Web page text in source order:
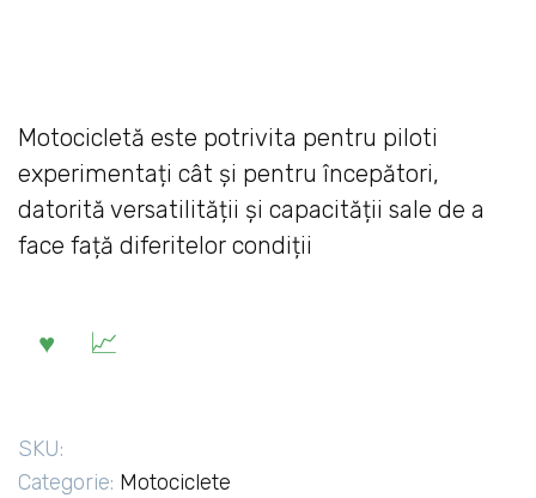
Motocicletă este potrivita pentru piloti
experimentați cât și pentru începători,
datorită versatilității și capacității sale de a
face față diferitelor condiții
SKU:
Categorie: Motociclete